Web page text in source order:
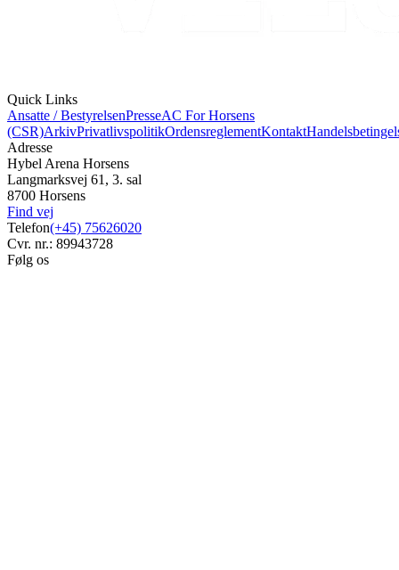
Quick Links
Ansatte / BestyrelsenPresseAC For Horsens
(CSR)ArkivPrivatlivspolitikOrdensreglementKontakt
Adresse
Hybel Arena Horsens
Langmarksvej 61, 3. sal
8700 Horsens
Find vej
Telefon(+45) 75626020
Cvr. nr.: 89943728
Følg os